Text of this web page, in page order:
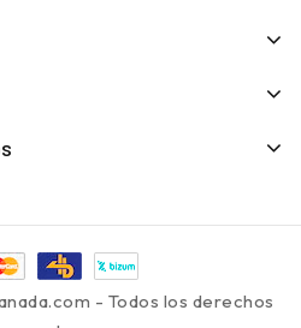
- Todos los derechos